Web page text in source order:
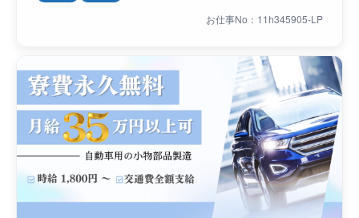
お仕事No：11h345905-LP